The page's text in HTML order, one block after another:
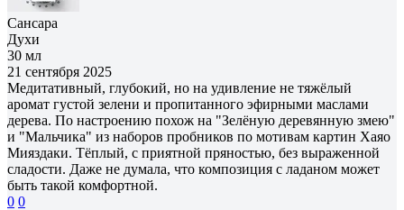
Сансара
Духи
30 мл
21 сентября 2025
Медитативный, глубокий, но на удивление не тяжёлый
аромат густой зелени и пропитанного эфирными маслами
дерева. По настроению похож на "Зелёную деревянную змею"
и "Мальчика" из наборов пробников по мотивам картин Хаяо
Мияздаки. Тёплый, с приятной пряностью, без выраженной
сладости. Даже не думала, что композиция с ладаном может
быть такой комфортной.
0 0